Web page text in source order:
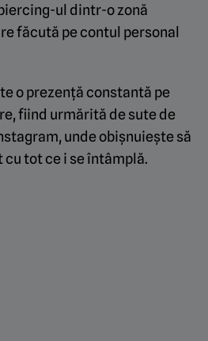
ul dintr-o zonă
făcută pe contul personal
o prezență constantă pe
fiind urmărită de sute de
unde obișnuiește să
tot ce i se întâmplă.